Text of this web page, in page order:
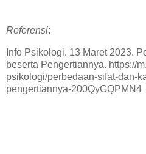
Referensi:
Info Psikologi. 13 Maret 2023.
beserta Pengertiannya. https://
psikologi/perbedaan-sifat-dan-
pengertiannya-200QyGQPMN4